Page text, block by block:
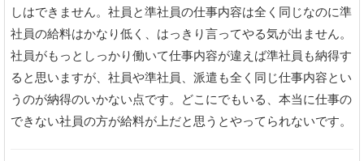
しはできません。社員と準社員の仕事内容は全く同じなのに準
社員の給料はかなり低く、はっきり言ってやる気が出ません。
社員がもっとしっかり働いて仕事内容が違えば準社員も納得す
ると思いますが、社員や準社員、派遣も全く同じ仕事内容とい
うのが納得のいかない点です。どこにでもいる、本当に仕事の
できない社員の方が給料が上だと思うとやってられないです。